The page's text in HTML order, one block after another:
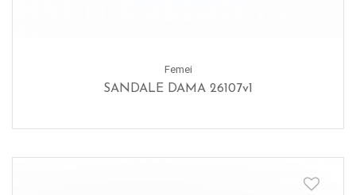
Femei
SANDALE DAMA 26107v1